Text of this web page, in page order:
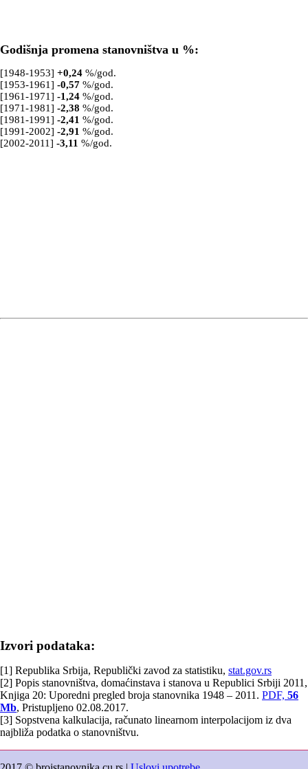
Godišnja promena stanovništva u %:
[1948-1953] +0,24 %/god.
[1953-1961] -0,57 %/god.
[1961-1971] -1,24 %/god.
[1971-1981] -2,38 %/god.
[1981-1991] -2,41 %/god.
[1991-2002] -2,91 %/god.
[2002-2011] -3,11 %/god.
Izvori podataka:
[1] Republika Srbija, Republički zavod za statistiku, stat.gov.rs
[2] Popis stanovništva, domaćinstava i stanova u Republici Srbiji 2011,
Knjiga 20: Uporedni pregled broja stanovnika 1948 – 2011. PDF, 56
Mb, Pristupljeno 02.08.2017.
[3] Sopstvena kalkulacija, računato linearnom interpolacijom iz dva
najbliža podatka o stanovništvu.